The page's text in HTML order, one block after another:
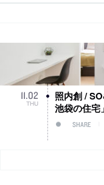
11.02
THU
照内創 /
池袋の住宅」
SHARE